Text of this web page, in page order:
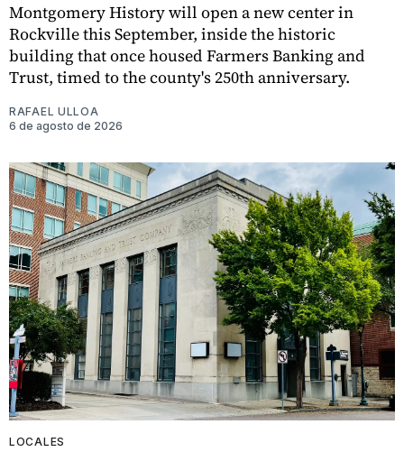
Montgomery History will open a new center in
Rockville this September, inside the historic
building that once housed Farmers Banking and
Trust, timed to the county's 250th anniversary.
RAFAEL ULLOA
6 de agosto de 2026
LOCALES